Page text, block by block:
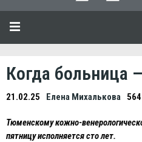
Когда больница
21.02.25 Елена Михалькова
Тюменскому кожно-
пятницу исполняется сто лет.